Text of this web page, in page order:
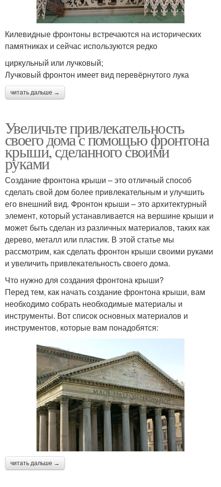
Килевидные фронтоны встречаются на исторических
памятниках и сейчас используются редко
циркульный или лучковый;
Лучковый фронтон имеет вид перевёрнутого лука
читать дальше →
Увеличьте привлекательность
своего дома с помощью фронтона
крыши, сделанного своими
руками
Создание фронтона крыши – это отличный способ
сделать свой дом более привлекательным и улучшить
его внешний вид. Фронтон крыши – это архитектурный
элемент, который устанавливается на вершине крыши и
может быть сделан из различных материалов, таких как
дерево, металл или пластик. В этой статье мы
рассмотрим, как сделать фронтон крыши своими руками
и увеличить привлекательность своего дома.
Что нужно для создания фронтона крыши?
Перед тем, как начать создание фронтона крыши, вам
необходимо собрать необходимые материалы и
инструменты. Вот список основных материалов и
инструментов, которые вам понадобятся:
читать дальше →